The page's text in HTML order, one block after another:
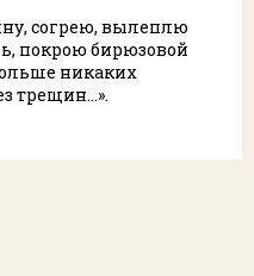
согрею, вылеплю
покрою бирюзовой
никаких
трещин…».